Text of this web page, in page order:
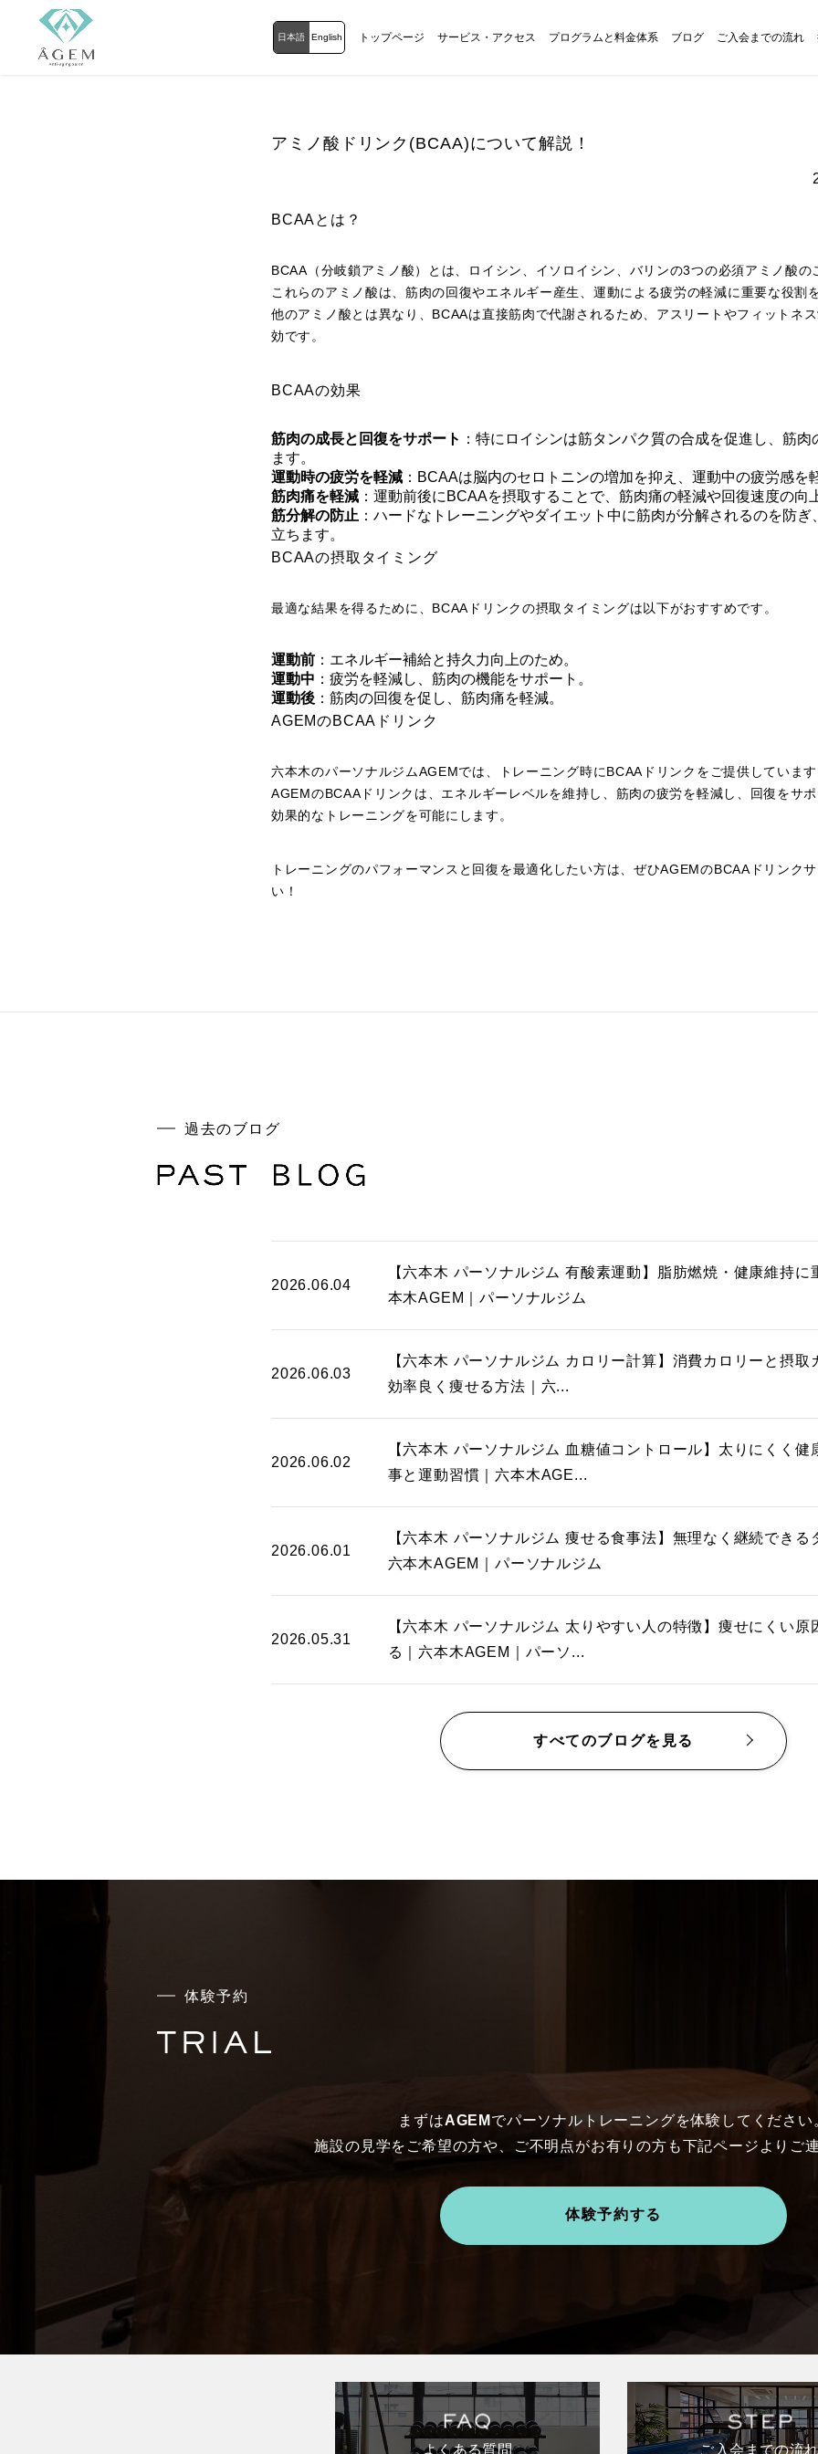
日本語 English トップページ サービス・アクセス プログラムと料金体系 ブログ ご入会までの流れ
アミノ酸ドリンク(BCAA)について解説！
BCAAとは？
BCAA（分岐鎖アミノ酸）とは、ロイシン、イソロイシン、バリンの3つの必須アミノ酸の
これらのアミノ酸は、筋肉の回復やエネルギー産生、運動による疲労の軽減に重要な役割
他のアミノ酸とは異なり、BCAAは直接筋肉で代謝されるため、アスリートやフィットネ
効です。
BCAAの効果
筋肉の成長と回復をサポート ：特にロイシンは筋タンパク質の合成を促進し、筋
ます。
運動時の疲労を軽減 ：BCAAは脳内のセロトニンの増加を抑え、運動中の疲労感を
筋肉痛を軽減 ：運動前後にBCAAを摂取することで、筋肉痛の軽減や回復速度の向
筋分解の防止 ：ハードなトレーニングやダイエット中に筋肉が分解されるのを防ぎ
立ちます。
BCAAの摂取タイミング
最適な結果を得るために、BCAAドリンクの摂取タイミングは以下がおすすめです。
運動前 ：エネルギー補給と持久力向上のため。
運動中 ：疲労を軽減し、筋肉の機能をサポート。
運動後 ：筋肉の回復を促し、筋肉痛を軽減。
AGEMのBCAAドリンク
六本木のパーソナルジムAGEMでは、トレーニング時にBCAAドリンクをご提供しています
AGEMのBCAAドリンクは、エネルギーレベルを維持し、筋肉の疲労を軽減し、回復をサ
効果的なトレーニングを可能にします。
トレーニングのパフォーマンスと回復を最適化したい方は、ぜひAGEMのBCAAドリンク
い！
過去のブログ
2026.06.04
【六本木 パーソナルジム 有酸素運動】脂肪燃焼・健康維持に
本木AGEM｜パーソナルジム
2026.06.03
【六本木 パーソナルジム カロリー計算】消費カロリーと摂取
効率良く痩せる方法｜六...
2026.06.02
【六本木 パーソナルジム 血糖値コントロール】太りにくく健
事と運動習慣｜六本木AGE...
2026.06.01
【六本木 パーソナルジム 痩せる食事法】無理なく継続できる
六本木AGEM｜パーソナルジム
2026.05.31
【六本木 パーソナルジム 太りやすい人の特徴】痩せにくい原
る｜六本木AGEM｜パーソ...
すべてのブログを見る
体験予約
まずはAGEM でパーソナルトレーニングを体験してください
施設の見学をご希望の方や、ご不明点がお有りの方も下記ページよりご
体験予約する
よくある質問 ご入会までの流